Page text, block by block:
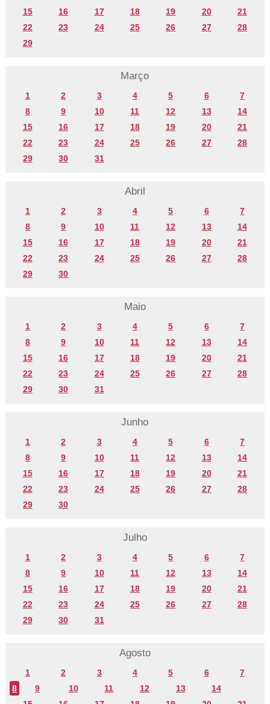
15
16 17 18 19 20
21
22
23 24 25 26 27
28
29
Março
1 2 3 4 5 6
7
8
9 10 11 12 13
14
15
16 17 18 19 20
21
22
23 24 25 26 27
28
29
30 31
Abril
1 2 3 4 5 6
7
8
9 10 11 12 13
14
15
16 17 18 19 20
21
22
23 24 25 26 27
28
29
30
Maio
1 2 3 4 5 6
7
8
9 10 11 12 13
14
15
16 17 18 19 20
21
22
23 24 25 26 27
28
29
30 31
Junho
1 2 3 4 5 6
7
8
9 10 11 12 13
14
15
16 17 18 19 20
21
22
23 24 25 26 27
28
29
30
Julho
1 2 3 4 5 6
7
8
9 10 11 12 13
14
15
16 17 18 19 20
21
22
23 24 25 26 27
28
29
30 31
Agosto
1 2 3 4 5 6
7
8
9 10 11 12 13
14